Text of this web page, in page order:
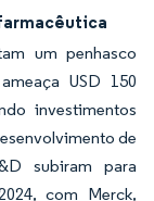
um penhasco
USD 150
investimentos
de
subiram para
com Merck,